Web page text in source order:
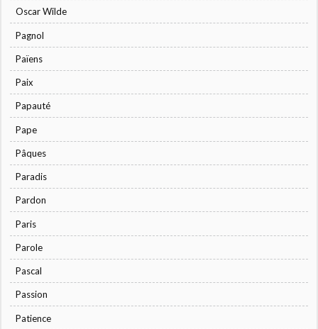
Oscar Wilde
Pagnol
Païens
Paix
Papauté
Pape
Pâques
Paradis
Pardon
Paris
Parole
Pascal
Passion
Patience